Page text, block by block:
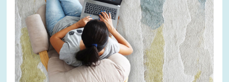
BILDMATERIAL
ZEW IN DEN MEDIEN
MEHR ZUM ZEW